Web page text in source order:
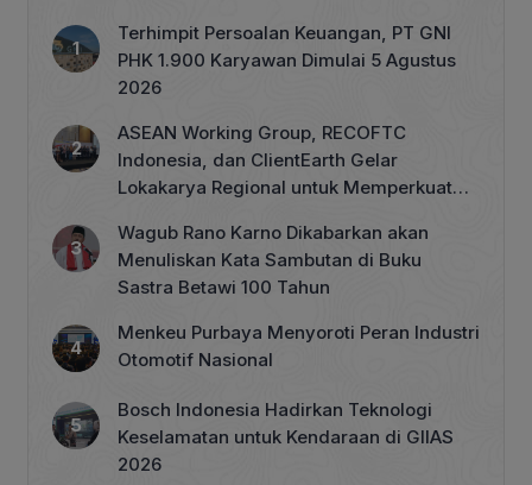
Terhimpit Persoalan Keuangan, PT GNI
PHK 1.900 Karyawan Dimulai 5 Agustus
2026
ASEAN Working Group, RECOFTC
Indonesia, dan ClientEarth Gelar
Lokakarya Regional untuk Memperkuat
Wagub Rano Karno Dikabarkan akan
Menuliskan Kata Sambutan di Buku
Sastra Betawi 100 Tahun
Menkeu Purbaya Menyoroti Peran Industri
Otomotif Nasional
Bosch Indonesia Hadirkan Teknologi
Keselamatan untuk Kendaraan di GIIAS
2026